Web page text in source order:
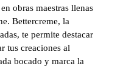
obras maestras llenas
Bettercreme, la
te permite destacar
tus creaciones al
bocado y marca la